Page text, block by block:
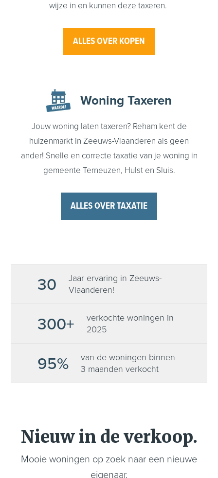
wijze in en kunnen deze taxeren.
ALLES OVER KOPEN
Woning Taxeren
Jouw woning laten taxeren? Reham kent de
huizenmarkt in Zeeuws-Vlaanderen als geen
ander! Snelle en correcte taxatie van je woning in
gemeente Terneuzen, Hulst en Sluis.
ALLES OVER TAXATIE
30
Jaar ervaring in Zeeuws-
Vlaanderen!
300+
verkochte woningen in
2025
95%
van de woningen binnen
3 maanden verkocht
Nieuw in de verkoop.
Mooie woningen op zoek naar een nieuwe
eigenaar.